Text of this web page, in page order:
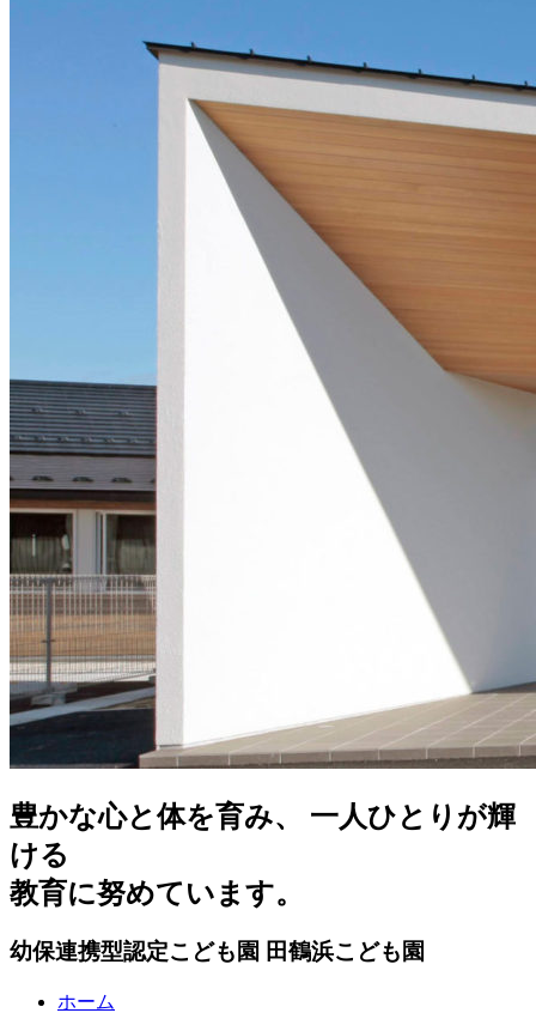
豊かな心と体を育み、 一人ひとりが輝
ける
教育に努めています。
幼保連携型認定こども園 田鶴浜こども園
ホーム